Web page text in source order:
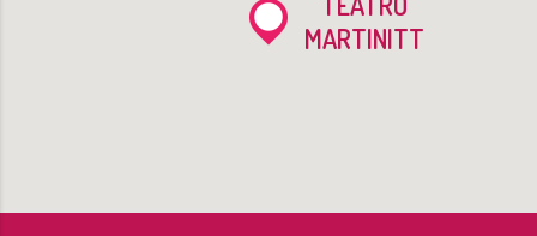
MARTINITT